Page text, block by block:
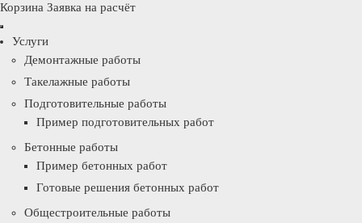
Корзина Заявка на расчёт
Услуги
Демонтажные работы
Такелажные работы
Подготовительные работы
Пример подготовительных работ
Бетонные работы
Пример бетонных работ
Готовые решения бетонных работ
Общестроительные работы